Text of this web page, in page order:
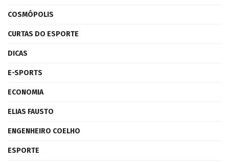
COSMÓPOLIS
CURTAS DO ESPORTE
DICAS
E-SPORTS
ECONOMIA
ELIAS FAUSTO
ENGENHEIRO COELHO
ESPORTE